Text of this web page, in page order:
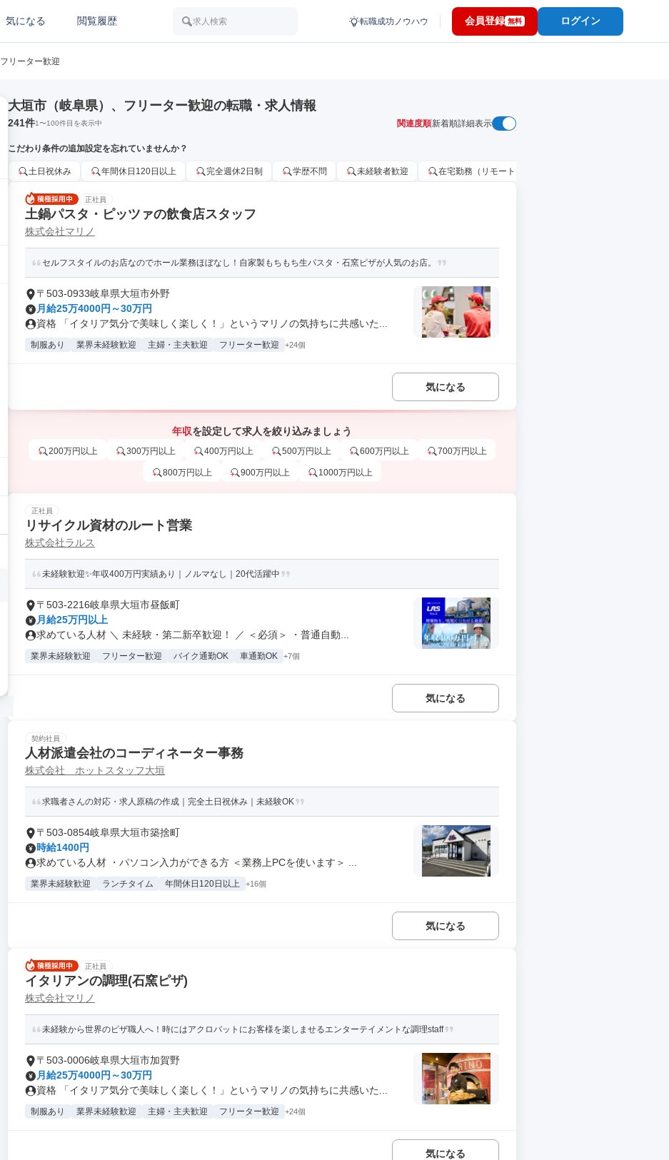
気になる 閲覧履歴 求人検索 転職成功ノウハウ 会員登録 無料 ログイン
フリーター歓迎
大垣市（岐阜県）、フリーター歓迎の転職・求人情報
241件1〜100件目を表示中 関連度順新着順詳細表示
こだわり条件の追加設定を忘れていませんか？
土日祝休み 年間休日120日以上 完全週休2日制 学歴不問 未経験者歓迎 在宅勤務（リモートワーク）OK
正社員
土鍋パスタ・ピッツァの飲食店スタッフ
株式会社マリノ
セルフスタイルのお店なのでホール業務ほぼなし！自家製もちもち生パスタ・石窯ピザが人気のお店。
〒503-0933岐阜県大垣市外野
月給25万4000円～30万円
資格 「イタリア気分で美味しく楽しく！」というマリノの気持ちに共感いた...
制服あり 業界未経験歓迎 主婦・主夫歓迎 フリーター歓迎 +24個
気になる
年収を設定して求人を絞り込みましょう
200万円以上 300万円以上 400万円以上 500万円以上 600万円以上 700万円以上
800万円以上 900万円以上 1000万円以上
正社員
リサイクル資材のルート営業
株式会社ラルス
未経験歓迎✨年収400万円実績あり｜ノルマなし｜20代活躍中
〒503-2216岐阜県大垣市昼飯町
月給25万円以上
求めている人材 ＼ 未経験・第二新卒歓迎！ ／ ＜必須＞ ・普通自動...
業界未経験歓迎 フリーター歓迎 バイク通勤OK 車通勤OK +7個
気になる
契約社員
人材派遣会社のコーディネーター事務
株式会社 ホットスタッフ大垣
求職者さんの対応・求人原稿の作成｜完全土日祝休み｜未経験OK
〒503-0854岐阜県大垣市築捨町
時給1400円
求めている人材 ・パソコン入力ができる方 ＜業務上PCを使います＞ ...
業界未経験歓迎 ランチタイム 年間休日120日以上 +16個
気になる
正社員
イタリアンの調理(石窯ピザ)
株式会社マリノ
未経験から世界のピザ職人へ！時にはアクロバットにお客様を楽しませるエンターテイメントな調理staff
〒503-0006岐阜県大垣市加賀野
月給25万4000円～30万円
資格 「イタリア気分で美味しく楽しく！」というマリノの気持ちに共感いた...
制服あり 業界未経験歓迎 主婦・主夫歓迎 フリーター歓迎 +24個
気になる